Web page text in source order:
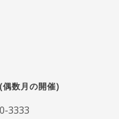
数月の開催)
3333